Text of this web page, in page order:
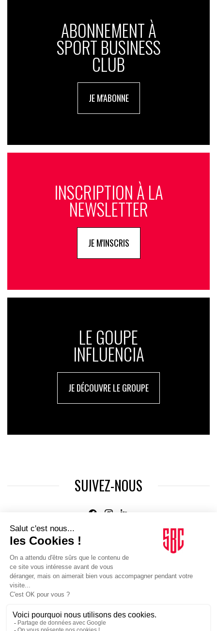
ABONNEMENT À
SPORT BUSINESS
CLUB
JE M'ABONNE
INSCRIPTION À LA
NEWSLETTER
JE M'INSCRIS
LE GOUPE
INFLUENCIA
JE DÉCOUVRE LE GROUPE
SUIVEZ-NOUS
Agence web:Novius